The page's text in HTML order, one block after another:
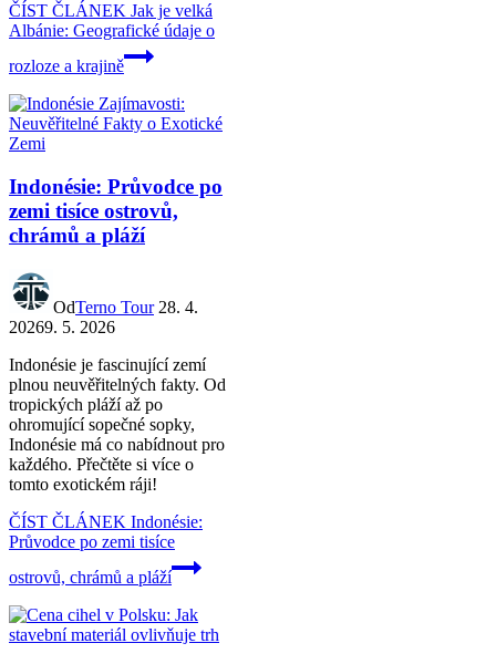
ČÍST ČLÁNEK Jak je velká
Albánie: Geografické údaje o
rozloze a krajině
Indonésie: Průvodce po
zemi tisíce ostrovů,
chrámů a pláží
OdTerno Tour 28. 4.
20269. 5. 2026
Indonésie je fascinující zemí
plnou neuvěřitelných fakty. Od
tropických pláží až po
ohromující sopečné sopky,
Indonésie má co nabídnout pro
každého. Přečtěte si více o
tomto exotickém ráji!
ČÍST ČLÁNEK Indonésie:
Průvodce po zemi tisíce
ostrovů, chrámů a pláží